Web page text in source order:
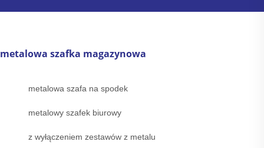
metalowa szafka magazynowa
metalowa szafa na spodek
metalowy szafek biurowy
z wyłączeniem zestawów z metalu